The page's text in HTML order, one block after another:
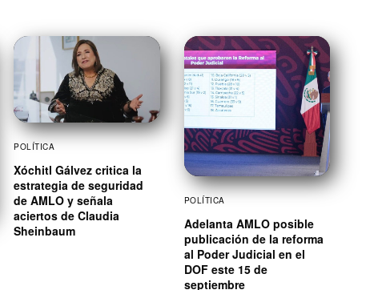
POLÍTICA
Xóchitl Gálvez critica la
estrategia de seguridad
de AMLO y señala
aciertos de Claudia
Sheinbaum
POLÍTICA
Adelanta AMLO posible
publicación de la reforma
al Poder Judicial en el
DOF este 15 de
septiembre